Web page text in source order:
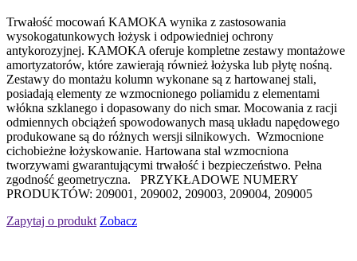
Trwałość mocowań KAMOKA wynika z zastosowania
wysokogatunkowych łożysk i odpowiedniej ochrony
antykorozyjnej. KAMOKA oferuje kompletne zestawy montażowe
amortyzatorów, które zawierają również łożyska lub płytę nośną.
Zestawy do montażu kolumn wykonane są z hartowanej stali,
posiadają elementy ze wzmocnionego poliamidu z elementami
włókna szklanego i dopasowany do nich smar. Mocowania z racji
odmiennych obciążeń spowodowanych masą układu napędowego
produkowane są do różnych wersji silnikowych. Wzmocnione
cichobieżne łożyskowanie. Hartowana stal wzmocniona
tworzywami gwarantującymi trwałość i bezpieczeństwo. Pełna
zgodność geometryczna. PRZYKŁADOWE NUMERY
PRODUKTÓW: 209001, 209002, 209003, 209004, 209005
Zapytaj o produkt Zobacz